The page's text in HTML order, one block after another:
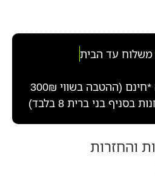
משלוח עד הבית
3 טיפולי תחזוקה *חינם (ההטבה בשווי 300₪
בני ברית 8 בלבד)
והחזרות